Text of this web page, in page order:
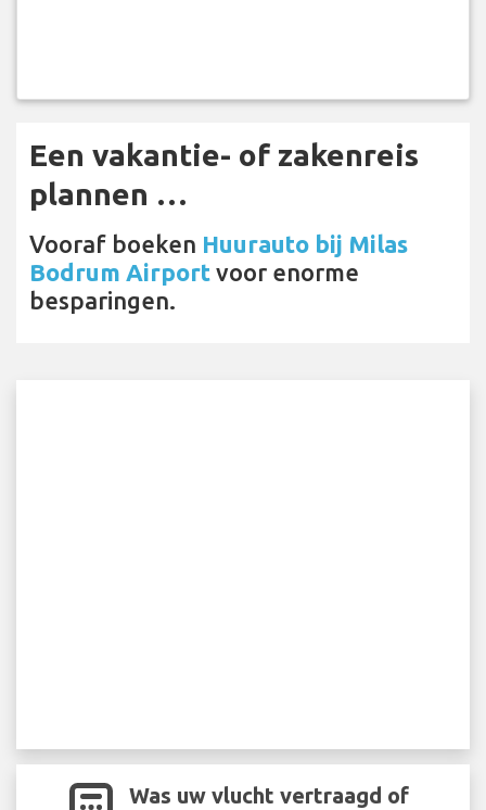
Een vakantie- of zakenreis
plannen …
Vooraf boeken Huurauto bij Milas
Bodrum Airport voor enorme
besparingen.
Was uw vlucht vertraagd of